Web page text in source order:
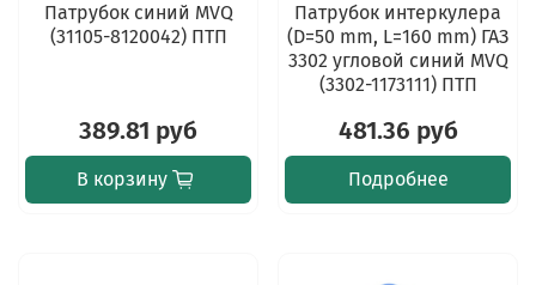
Патрубок синий MVQ
(31105-8120042) ПТП
389.81 руб
В корзину
Патрубок интеркулера
(D=50 mm, L=160 mm) ГАЗ
3302 угловой синий MVQ
(3302-1173111) ПТП
481.36 руб
Подробнее